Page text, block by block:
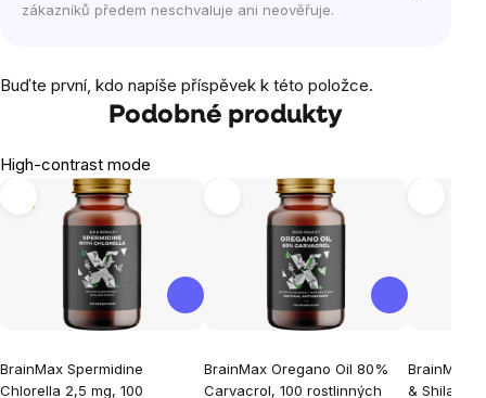
zákazníků předem neschvaluje ani neověřuje.
Buďte první, kdo napíše příspěvek k této položce.
Podobné produkty
High-contrast mode
BrainMax Spermidine
Chlorella 2,5 mg, 100
BrainMax Oregano Oil 80%
Carvacrol, 100 rostlinných
BrainMax
& Shilajit,